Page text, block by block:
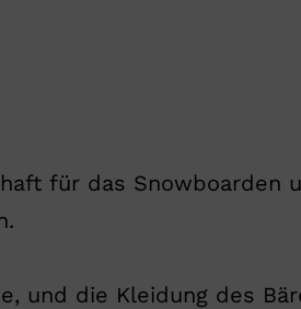
für das Snowboarden
und die Kleidung des